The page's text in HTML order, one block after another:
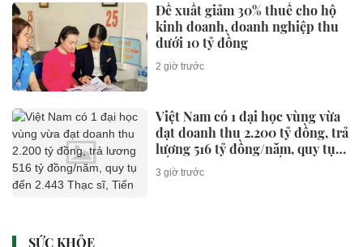
Đề xuất giảm 30% thuế cho hộ
kinh doanh, doanh nghiệp thu
dưới 10 tỷ đồng
2 giờ trước
Việt Nam có 1 đại học vùng vừa
đạt doanh thu 2.200 tỷ đồng, trả
lương 516 tỷ đồng/năm, quy tụ
đến 2.443 Thạc sĩ, Tiến sĩ, Phó
Giáo sư, Giáo sư
3 giờ trước
SỨC KHỎE